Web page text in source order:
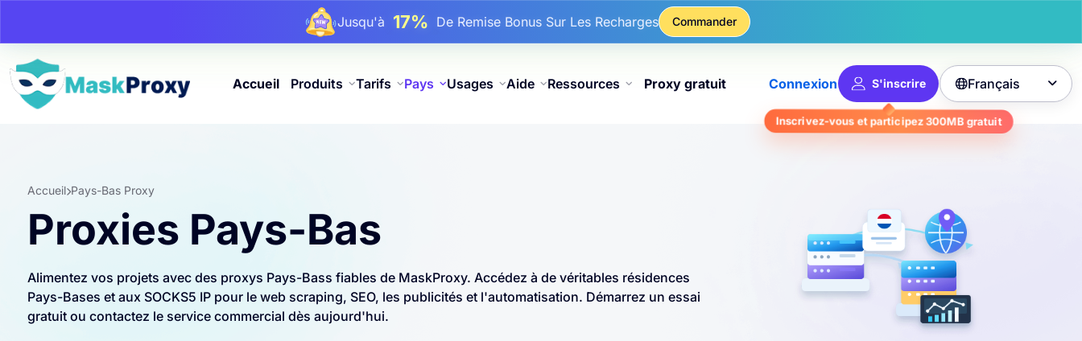
Jusqu'à 17% De Remise Bonus Sur Les Recharges
Jusqu'à25%Remise Sur Les Achats Statiques IP
Commander
Accueil Produits Tarifs Pays Usages Aide Ressources Proxy gratuit Connexion S'inscrire
Inscrivez-vous et participez300MB gratuit
Français 
Accueil Pays-Bas Proxy
Proxies Pays-Bas
Alimentez vos projets avec des proxys Pays-Bass fiables de MaskProxy. Accédez à de véritables résidences
Pays-Bases et aux SOCKS5 IP pour le web scraping, SEO, les publicités et l'automatisation. Démarrez un essai
gratuit ou contactez le service commercial dès aujourd'hui.